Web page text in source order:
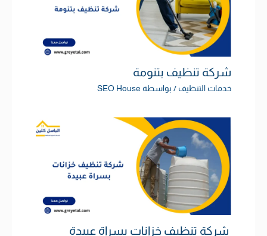
شركة تنظيف بتنومة
خدمات التنظيف/ بواسطة SEO House
شركة تنظيف خزانات بسراة عبيدة